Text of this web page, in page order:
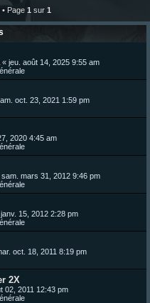
Page 1 sur 1
« jeu. août 14, 2025 9:55 am
oct. 23, 2021 1:59 pm
2020 4:45 am
sam. mars 31, 2012 9:46 pm
15, 2012 2:28 pm
oct. 18, 2011 8:19 pm
2X
02, 2011 12:43 pm